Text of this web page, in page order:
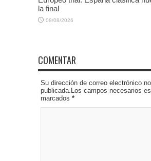
la final
08/08/2026
COMENTAR
Su dirección de correo electrónico
publicada.Los campos necesarios
marcados *